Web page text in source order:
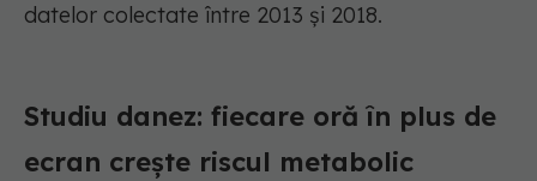
datelor colectate între 2013 și 2018.
Studiu danez: fiecare oră în plus de
ecran crește riscul metabolic